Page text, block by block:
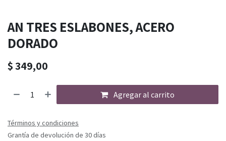
AN TRES ESLABONES, ACERO
DORADO
$349,00
Agregar al carrito
Términos y condiciones
Grantía de devolución de 30 días